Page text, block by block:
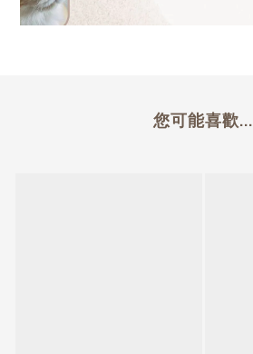
您可能喜歡...